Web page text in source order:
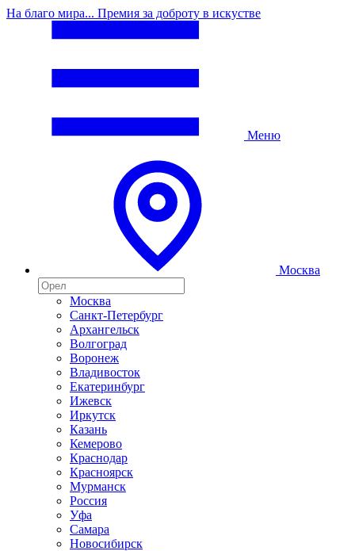
На благо мира... Премия за доброту в искустве
Меню
Москва
Москва
Санкт-Петербург
Архангельск
Волгоград
Воронеж
Владивосток
Екатеринбург
Ижевск
Иркутск
Казань
Кемерово
Краснодар
Красноярск
Мурманск
Россия
Уфа
Самара
Новосибирск